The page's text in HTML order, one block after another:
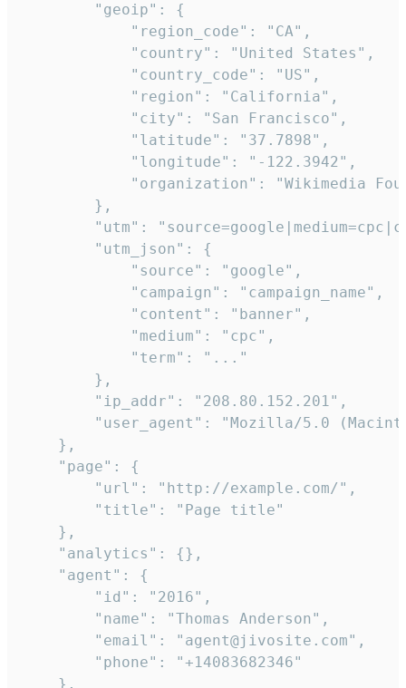
        "geoip": {
            "region_code": "CA",
            "country": "United States",
            "country_code": "US",
            "region": "California",
            "city": "San Francisco",
            "latitude": "37.7898",
            "longitude": "-122.3942",
"organization": "Wikimedia
        },
"utm":
        "utm_json": {
            "source": "google",
            "campaign": "campaign_name",
            "content": "banner",
            "medium": "cpc",
            "term": "..."
        },
        "ip_addr": "208.80.152.201",
"user_agent": "Mozilla/5.0
    },
    "page": {
        "url": "http://example.com/",
        "title": "Page title"
    },
    "analytics": {},
    "agent": {
        "id": "2016",
        "name": "Thomas Anderson",
        "email": "agent@jivosite.com",
        "phone": "+14083682346"
    },